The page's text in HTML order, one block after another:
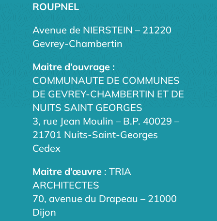
ROUPNEL
Avenue de NIERSTEIN – 21220
Gevrey-Chambertin
Maitre d’ouvrage :
COMMUNAUTE DE COMMUNES
DE GEVREY-CHAMBERTIN ET DE
NUITS SAINT GEORGES
3, rue Jean Moulin – B.P. 40029 –
21701 Nuits-Saint-Georges
Cedex
Maitre d’œuvre : TRIA
ARCHITECTES
70, avenue du Drapeau – 21000
Dijon